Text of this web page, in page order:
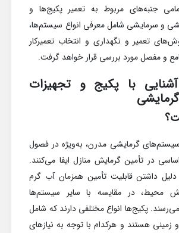
جنبه‌های مربوط به تعمیر پکیج‌ها و
و سرمایشی شامل معرفی انواع سیستم‌ها،
تعمیر و نگهداری و انتخاب تعمیرکار
و مفصل مورد بررسی قرار خواهد گرفت.
با پکیج و تجهیزات
گرمایشی مدرن، به‌ویژه در فصول
در تأمین گرمایش منازل ایفا می‌کنند.
دلیل داشتن قابلیت تأمین همزمان آب گرم
محیط، در مقایسه با سایر سیستم‌ها
پکیج‌ها انواع مختلفی دارند که شامل
زمینی هستند و هرکدام با توجه به نیازهای